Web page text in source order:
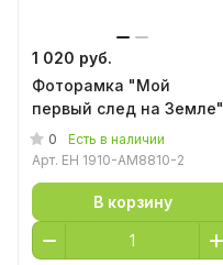
1 020 руб.
Фоторамка "Мой
первый след на Земле"
0
Есть в наличии
Арт. EH 1910-AM8810-2
В корзину